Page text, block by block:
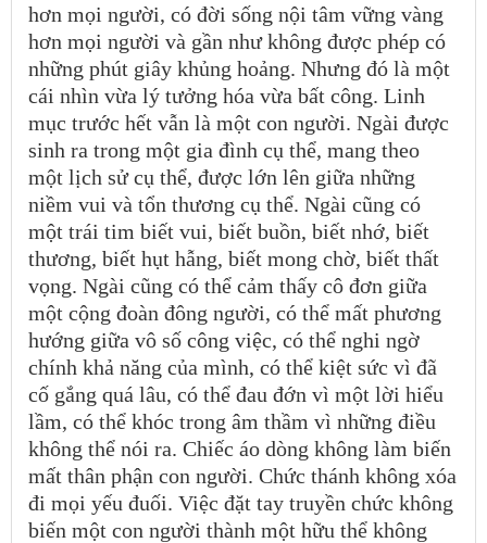
hơn mọi người, có đời sống nội tâm vững vàng
hơn mọi người và gần như không được phép có
những phút giây khủng hoảng. Nhưng đó là một
cái nhìn vừa lý tưởng hóa vừa bất công. Linh
mục trước hết vẫn là một con người. Ngài được
sinh ra trong một gia đình cụ thể, mang theo
một lịch sử cụ thể, được lớn lên giữa những
niềm vui và tổn thương cụ thể. Ngài cũng có
một trái tim biết vui, biết buồn, biết nhớ, biết
thương, biết hụt hẫng, biết mong chờ, biết thất
vọng. Ngài cũng có thể cảm thấy cô đơn giữa
một cộng đoàn đông người, có thể mất phương
hướng giữa vô số công việc, có thể nghi ngờ
chính khả năng của mình, có thể kiệt sức vì đã
cố gắng quá lâu, có thể đau đớn vì một lời hiểu
lầm, có thể khóc trong âm thầm vì những điều
không thể nói ra. Chiếc áo dòng không làm biến
mất thân phận con người. Chức thánh không xóa
đi mọi yếu đuối. Việc đặt tay truyền chức không
biến một con người thành một hữu thể không